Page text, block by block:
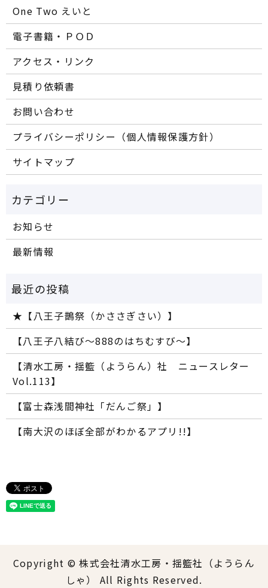
One Two えいと
電子書籍・ＰＯＤ
アクセス・リンク
見積り依頼書
お問い合わせ
プライバシーポリシー（個人情報保護方針）
サイトマップ
お知らせ
最新情報
★【八王子鵲祭（かささぎさい）】
【八王子八結び～888のはちむすび～】
【清水工房・揺籃（ようらん）社 ニュースレター
Vol.113】
【富士森浅間神社「だんご祭」】
【南大沢のほぼ全部がわかるアプリ!!】
Copyright © 株式会社清水工房・揺籃社（ようらん
しゃ） All Rights Reserved.